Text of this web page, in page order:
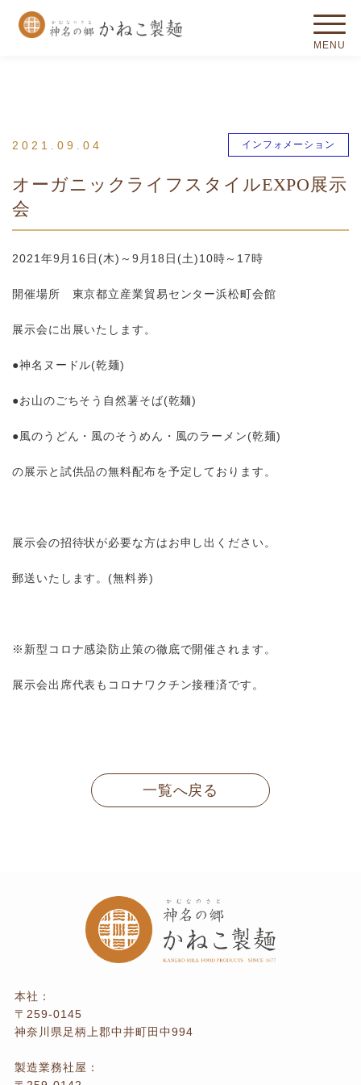
2021.09.04 インフォメーション
オーガニックライフスタイルEXPO展示
会
2021年9月16日(木)～9月18日(土)10時～17時
開催場所 東京都立産業貿易センター浜松町会館
展示会に出展いたします。
●神名ヌードル(乾麺)
●お山のごちそう自然薯そば(乾麺)
●風のうどん・風のそうめん・風のラーメン(乾麺)
の展示と試供品の無料配布を予定しております。
展示会の招待状が必要な方はお申し出ください。
郵送いたします。(無料券)
※新型コロナ感染防止策の徹底で開催されます。
展示会出席代表もコロナワクチン接種済です。
一覧へ戻る
本社：
〒259-0145
神奈川県足柄上郡中井町田中994
製造業務社屋：